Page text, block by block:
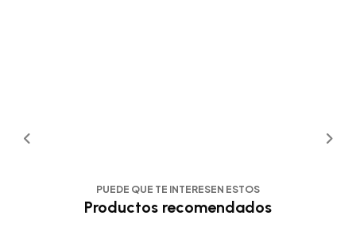
PUEDE QUE TE INTERESEN ESTOS
Productos recomendados